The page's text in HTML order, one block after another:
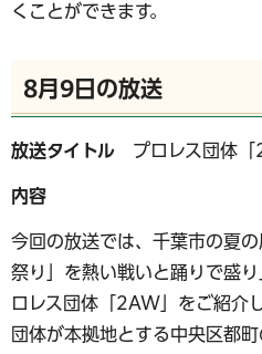
くことができます。
8月9日の放送
放送タイトル プロレス団体「
内容
今回の放送では、千葉市の夏
祭り」を熱い戦いと踊りで盛
ロレス団体「2AW」をご紹介し
団体が本拠地とする中央区都